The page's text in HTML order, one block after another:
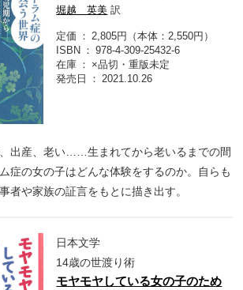
堀越 英美 訳
定価
2,805円（本体：2,550円）
ISBN
978-4-309-25432-6
在庫
×品切・重版未定
発売日
2021.10.26
出産、老い……生まれてから老いるまでの間
症の女の子はどんな体験をするのか。自らも
者や家族の証言をもとに描き出す。
日本文学
14歳の世渡り術
モヤモヤしている女の子のため